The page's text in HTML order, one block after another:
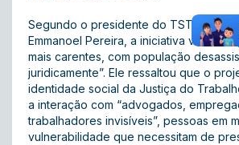
Segundo o presidente do TST e do
Emmanoel Pereira, a iniciativa visa
mais carentes, com população
juridicamente”. Ele ressaltou que o
identidade social da Justiça do
a interação com “advogados,
trabalhadores invisíveis”, pessoas em
vulnerabilidade que necessitam de